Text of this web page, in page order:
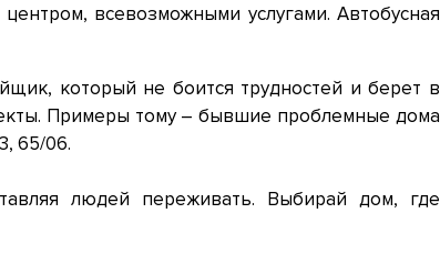
всевозможными услугами. Автобусная
который не боится трудностей и берет в
Примеры тому – бывшие проблемные дома
65/06.
людей переживать. Выбирай дом, где